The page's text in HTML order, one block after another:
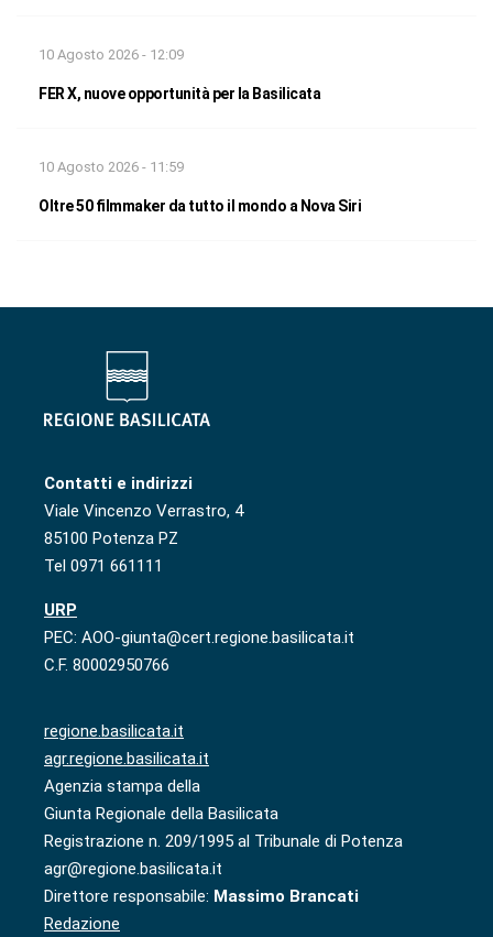
10 Agosto 2026 - 12:09
FER X, nuove opportunità per la Basilicata
10 Agosto 2026 - 11:59
Oltre 50 filmmaker da tutto il mondo a Nova Siri
Contatti e indirizzi
Viale Vincenzo Verrastro, 4
85100 Potenza PZ
Tel 0971 661111
URP
PEC: AOO-giunta@cert.regione.basilicata.it
C.F. 80002950766
regione.basilicata.it
agr.regione.basilicata.it
Agenzia stampa della
Giunta Regionale della Basilicata
Registrazione n. 209/1995 al Tribunale di Potenza
agr@regione.basilicata.it
Direttore responsabile: Massimo Brancati
Redazione